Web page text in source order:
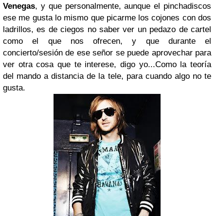
Venegas, y que personalmente, aunque el pinchadiscos
ese me gusta lo mismo que picarme los cojones con dos
ladrillos, es de ciegos no saber ver un pedazo de cartel
como el que nos ofrecen, y que durante el
concierto/sesión de ese señor se puede aprovechar para
ver otra cosa que te interese, digo yo...Como la teoría
del mando a distancia de la tele, para cuando algo no te
gusta.